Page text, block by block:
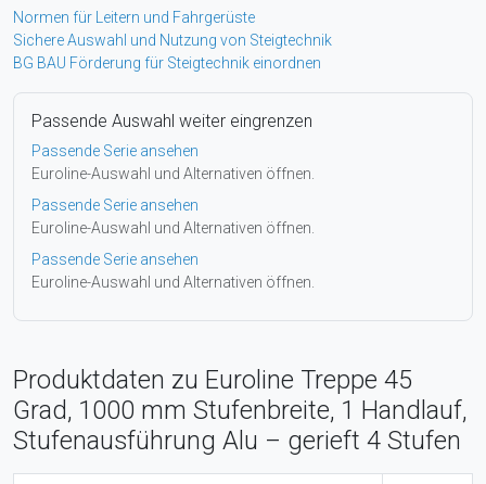
Normen für Leitern und Fahrgerüste
Sichere Auswahl und Nutzung von Steigtechnik
BG BAU Förderung für Steigtechnik einordnen
Passende Auswahl weiter eingrenzen
Passende Serie ansehen
Euroline-Auswahl und Alternativen öffnen.
Passende Serie ansehen
Euroline-Auswahl und Alternativen öffnen.
Passende Serie ansehen
Euroline-Auswahl und Alternativen öffnen.
Produktdaten zu Euroline Treppe 45
Grad, 1000 mm Stufenbreite, 1 Handlauf,
Stufenausführung Alu – gerieft 4 Stufen